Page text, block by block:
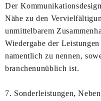
Der
Nähe zu den
unmittelbarem
Wiedergabe der
namentlich zu nennen,
branchenunüblich ist.
7. Sonderleistungen,